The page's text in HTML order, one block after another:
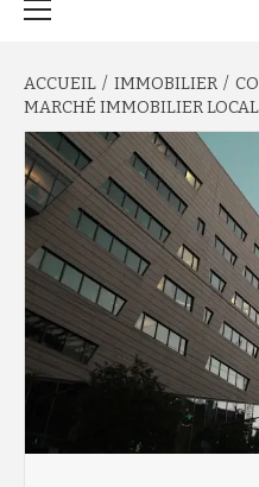
ACCUEIL IMMOBILIER
MARCHÉ IMMOBILIER LOCAL